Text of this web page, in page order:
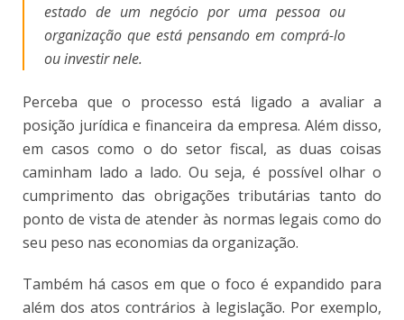
estado de um negócio por uma pessoa ou
organização que está pensando em comprá-lo
ou investir nele.
Perceba que o processo está ligado a avaliar a
posição jurídica e financeira da empresa. Além disso,
em casos como o do setor fiscal, as duas coisas
caminham lado a lado. Ou seja, é possível olhar o
cumprimento das obrigações tributárias tanto do
ponto de vista de atender às normas legais como do
seu peso nas economias da organização.
Também há casos em que o foco é expandido para
além dos atos contrários à legislação. Por exemplo,